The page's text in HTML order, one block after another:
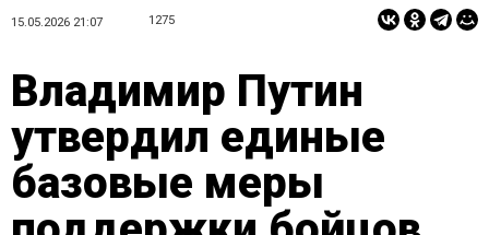
15.05.2026 21:07 1275
Владимир Путин
утвердил единые
базовые меры